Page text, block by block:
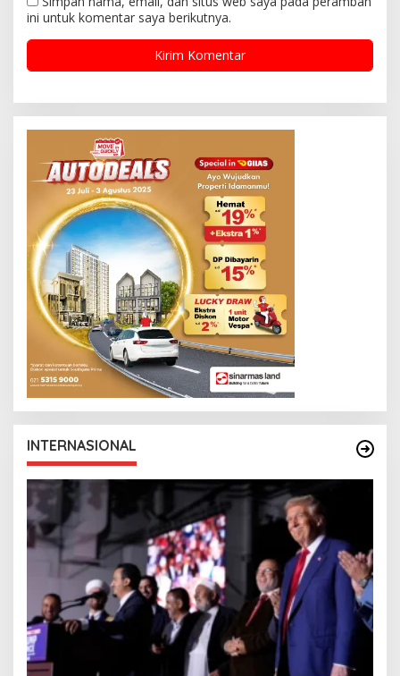
ini untuk komentar saya berikutnya.
INTERNASIONAL